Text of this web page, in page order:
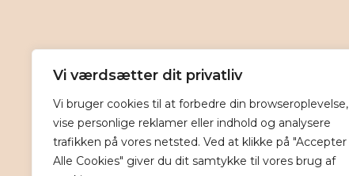
Vi værdsætter dit privatliv
Vi bruger cookies til at forbedre din browseroplevelse,
vise personlige reklamer eller indhold og analysere
trafikken på vores netsted. Ved at klikke på "Accepter
Alle Cookies" giver du dit samtykke til vores brug af